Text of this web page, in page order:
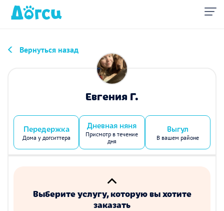
Вернуться назад
Евгения Г.
Передержка
Дома у догситтера
Дневная няня
Присмотр в течение
дня
Выгул
В вашем районе
Выберите услугу, которую вы хотите
заказать